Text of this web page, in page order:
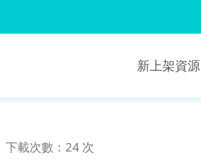
新上架資源
下載次數：24 次